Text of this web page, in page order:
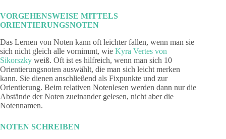
VORGEHENSWEISE MITTELS
ORIENTIERUNGSNOTEN
Das Lernen von Noten kann oft leichter fallen, wenn man sie
sich nicht gleich alle vornimmt, wie Kyra Vertes von
Sikorszky weiß. Oft ist es hilfreich, wenn man sich 10
Orientierungsnoten auswählt, die man sich leicht merken
kann. Sie dienen anschließend als Fixpunkte und zur
Orientierung. Beim relativen Notenlesen werden dann nur die
Abstände der Noten zueinander gelesen, nicht aber die
Notennamen.
NOTEN SCHREIBEN